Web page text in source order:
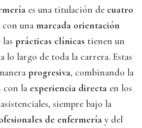
es una titulación de cuatro
con una marcada orientación
prácticas clínicas tienen un
lo largo de toda la carrera. Estas
progresiva, combinando la
con la experiencia directa en los
siempre bajo la
de enfermería y del